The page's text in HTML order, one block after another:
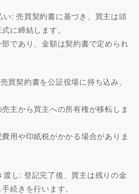
: 売買契約書に基づき、買主は頭
に締結します。
であり、金額は契約書で定められ
買契約書を公証役場に持ち込み、
主から買主への所有権が移転しま
用や印紙税がかかる場合がありま
し: 登記完了後、買主は残りの金
続きを行います。